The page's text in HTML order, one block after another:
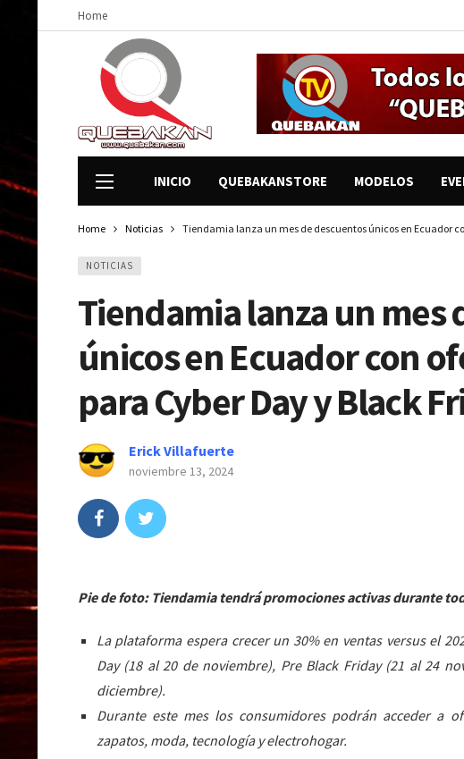
Home
INICIO QUEBAKANSTORE MODELOS
Home Noticias Tiendamia lanza un mes de descuentos únicos en Ecuador
NOTICIAS
Tiendamia lanza un mes
únicos en Ecuador con
para Cyber Day y Black
Erick Villafuerte
noviembre 13, 2024
Pie de foto: Tiendamia tendrá promociones activas durante
La plataforma espera crecer un 30% en ventas versus el
Day (18 al 20 de noviembre), Pre Black Friday (21 al 24
diciembre).
Durante este mes los consumidores podrán acceder a
zapatos, moda, tecnología y electrohogar.